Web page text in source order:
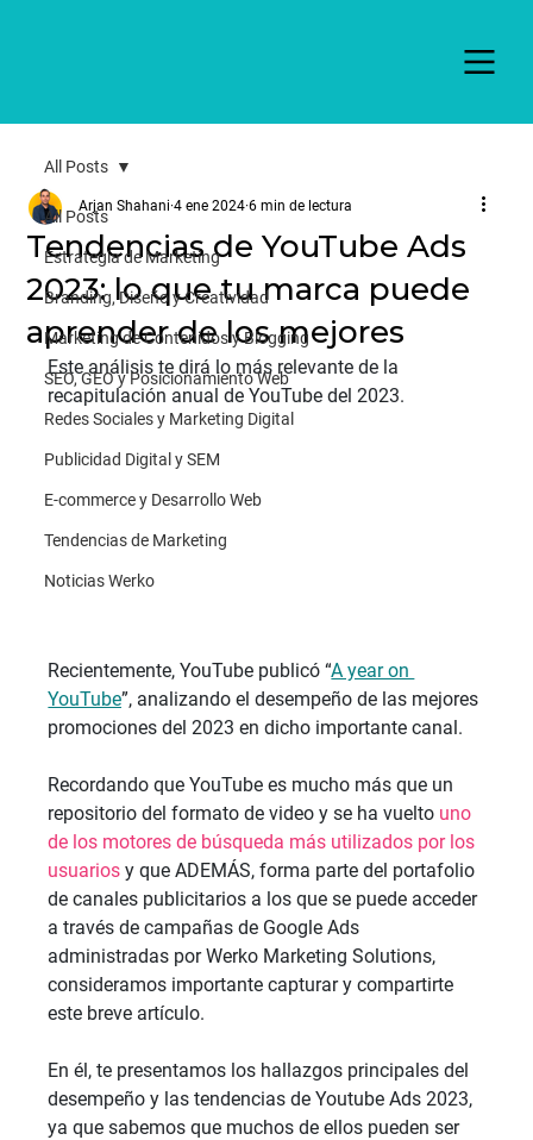
All Posts
Estrategia de Marketing
Branding, Diseño y Creatividad
Marketing de Contenidos y Blogging
SEO, GEO y Posicionamiento Web
Redes Sociales y Marketing Digital
Publicidad Digital y SEM
E-commerce y Desarrollo Web
Tendencias de Marketing
Noticias Werko
All Posts
Tendencias de YouTube Ads
2023: lo que tu marca puede
aprender de los mejores
Arjan Shahani 4 ene 2024 6 min de lectura
Este análisis te dirá lo más relevante de la
recapitulación anual de YouTube del 2023.
Recientemente, YouTube publicó “A year on
YouTube”, analizando el desempeño de las mejores
promociones del 2023 en dicho importante canal.
Recordando que YouTube es mucho más que un
repositorio del formato de video y se ha vuelto uno
de los motores de búsqueda más utilizados por los
usuarios y que ADEMÁS, forma parte del portafolio
de canales publicitarios a los que se puede acceder
a través de campañas de Google Ads
administradas por Werko Marketing Solutions,
consideramos importante capturar y compartirte
este breve artículo.
En él, te presentamos los hallazgos principales del
desempeño y las tendencias de Youtube Ads 2023,
ya que sabemos que muchos de ellos pueden ser